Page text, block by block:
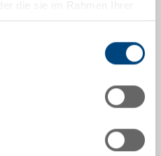
haben.
lichtblau RAL 5012,